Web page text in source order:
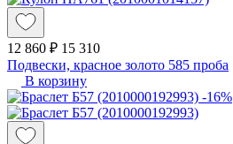
12 860 ₽ 15 310
Подвески, красное золото 585 проба
В корзину
-16%